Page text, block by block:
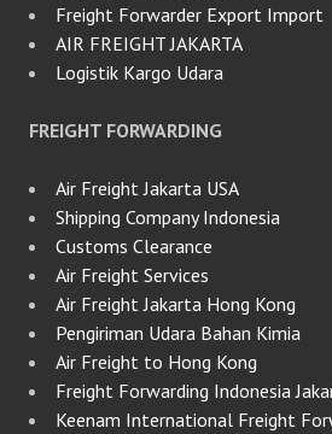
Freight Forwarder Export Import
AIR FREIGHT JAKARTA
Logistik Kargo Udara
FREIGHT FORWARDING
Air Freight Jakarta USA
Shipping Company Indonesia
Customs Clearance
Air Freight Services
Air Freight Jakarta Hong Kong
Pengiriman Udara Bahan Kimia
Air Freight to Hong Kong
Freight Forwarding Indonesia
Keenam International Freight